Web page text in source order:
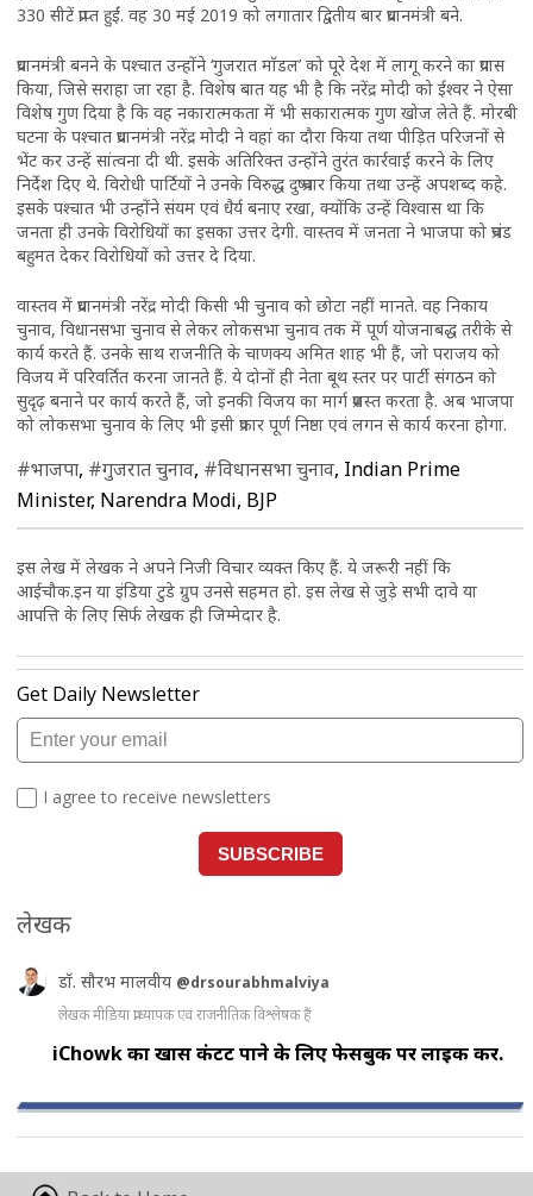
330 सीटें प्राप्त हुईं. वह 30 मई 2019 को लगातार द्वितीय बार प्रधानमंत्री बने.
प्रधानमंत्री बनने के पश्चात उन्होंने ‘गुजरात मॉडल’ को पूरे देश में लागू करने का प्रयास
किया, जिसे सराहा जा रहा है. विशेष बात यह भी है कि नरेंद्र मोदी को ईश्वर ने ऐसा
विशेष गुण दिया है कि वह नकारात्मकता में भी सकारात्मक गुण खोज लेते हैं. मोरबी
घटना के पश्चात प्रधानमंत्री नरेंद्र मोदी ने वहां का दौरा किया तथा पीड़ित परिजनों से
भेंट कर उन्हें सांत्वना दी थी. इसके अतिरिक्त उन्होंने तुरंत कार्रवाई करने के लिए
निर्देश दिए थे. विरोधी पार्टियों ने उनके विरुद्ध दुष्प्रचार किया तथा उन्हें अपशब्द कहे.
इसके पश्चात भी उन्होंने संयम एवं धैर्य बनाए रखा, क्योंकि उन्हें विश्वास था कि
जनता ही उनके विरोधियों का इसका उत्तर देगी. वास्तव में जनता ने भाजपा को प्रचंड
बहुमत देकर विरोधियों को उत्तर दे दिया.
वास्तव में प्रधानमंत्री नरेंद्र मोदी किसी भी चुनाव को छोटा नहीं मानते. वह निकाय
चुनाव, विधानसभा चुनाव से लेकर लोकसभा चुनाव तक में पूर्ण योजनाबद्ध तरीके से
कार्य करते हैं. उनके साथ राजनीति के चाणक्य अमित शाह भी हैं, जो पराजय को
विजय में परिवर्तित करना जानते हैं. ये दोनों ही नेता बूथ स्तर पर पार्टी संगठन को
सुदृढ़ बनाने पर कार्य करते हैं, जो इनकी विजय का मार्ग प्रशस्त करता है. अब भाजपा
को लोकसभा चुनाव के लिए भी इसी प्रकार पूर्ण निष्ठा एवं लगन से कार्य करना होगा.
#भाजपा, #गुजरात चुनाव, #विधानसभा चुनाव, Indian Prime
Minister, Narendra Modi, BJP
इस लेख में लेखक ने अपने निजी विचार व्यक्त किए हैं. ये जरूरी नहीं कि
आईचौक.इन या इंडिया टुडे ग्रुप उनसे सहमत हो. इस लेख से जुड़े सभी दावे या
आपत्ति के लिए सिर्फ लेखक ही जिम्मेदार है.
लेखक
डॉ. सौरभ मालवीय @drsourabhmalviya
लेखक मीडिया प्राध्यापक एवं राजनीतिक विश्लेषक हैं
iChowk का खास कंटेंट पाने के लिए फेसबुक पर लाइक करें.